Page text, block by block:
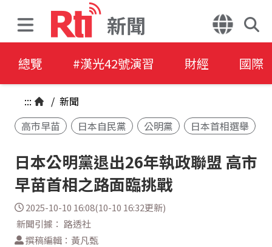
新聞
總覽 #漢光42號演習 財經 國際
::: / 新聞
高市早苗
日本自民黨 公明黨 日本首相選舉
日本公明黨退出26年執政聯盟 高市
早苗首相之路面臨挑戰
2025-10-10 16:08(10-10 16:32更新)
新聞引據： 路透社
撰稿編輯：黃凡甄